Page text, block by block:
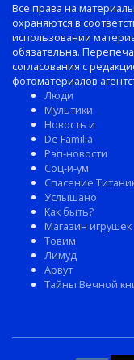
Все права на
охраняются в
использовании
обязательна.
согласования с
фотоматериалов
Люди
Мультики
Новость и
De Familia
Рэп-новости
Соц-и-ум
Спасение
Услышано
Как быть?
Магазин игрушек
Товим
Лимуд
Арвут
Тайны Вечной